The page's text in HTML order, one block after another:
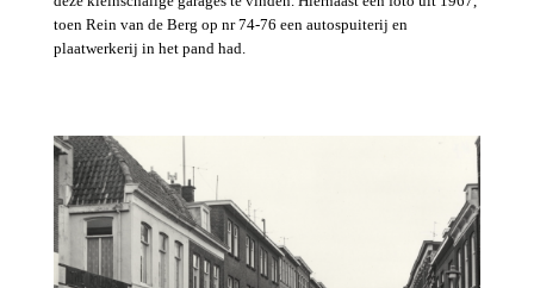
toen Rein van de Berg op nr 74-76 een autospuiterij en
plaatwerkerij in het pand had.